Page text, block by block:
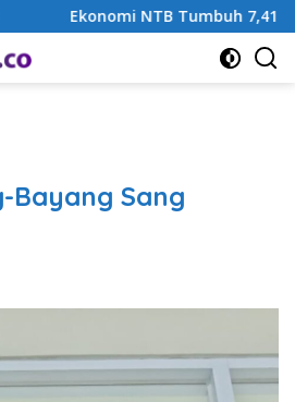
7,41 Persen pada Triwulan II
Bayang Sang